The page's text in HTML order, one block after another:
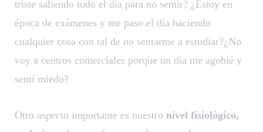
triste saliendo todo el día para no sentir? ¿Estoy en
época de exámenes y me paso el día haciendo
cualquier cosa con tal de no sentarme a estudiar?¿No
voy a centros comerciales porque un día me agobié y
sentí miedo?
Otro aspecto importante es nuestro nivel fisiológico,